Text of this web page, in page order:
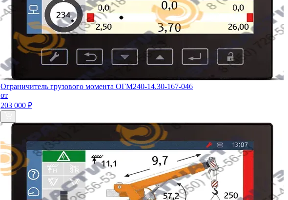
Ограничитель грузового момента ОГМ240-14.30-167-046
от
203 000 ₽